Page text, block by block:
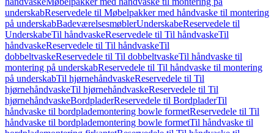
underskabReservedele til Møbelpakker med håndvaske til montering
på underskabBadeværelsesmøblerUnderskabeReservedele til
UnderskabeTil håndvaskeReservedele til Til håndvaskeTil
håndvaskeReservedele til Til håndvaskeTil
dobbeltvaskeReservedele til Til dobbeltvaskeTil håndvaske til
montering på underskabReservedele til Til håndvaske til montering
på underskabTil hjørnehåndvaskeReservedele til Til
hjørnehåndvaskeTil hjørnehåndvaskeReservedele til Til
hjørnehåndvaskeBordpladerReservedele til BordpladerTil
håndvaske til bordplademontering bowle formetReservedele til Til
håndvaske til bordplademontering bowle formetTil håndvaske til